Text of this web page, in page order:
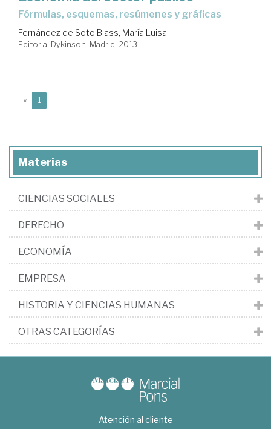
fórmulas, esquemas, resúmenes y gráficas
Fernández de Soto Blass, María Luisa
Editorial Dykinson. Madrid, 2013
« 1
Materias
CIENCIAS SOCIALES
DERECHO
ECONOMÍA
EMPRESA
HISTORIA Y CIENCIAS HUMANAS
OTRAS CATEGORÍAS
Atención al cliente